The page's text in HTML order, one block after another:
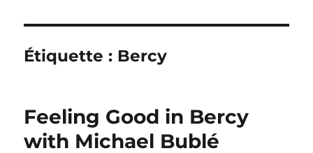
Étiquette : Bercy
Feeling Good in Bercy
with Michael Bublé